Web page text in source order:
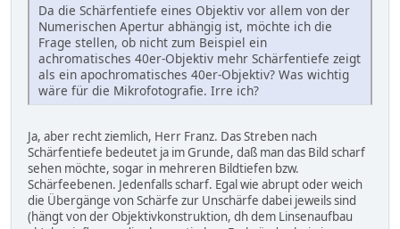
Da die Schärfentiefe eines Objektiv vor allem von der
Numerischen Apertur abhängig ist, möchte ich die
Frage stellen, ob nicht zum Beispiel ein
achromatisches 40er-Objektiv mehr Schärfentiefe zeigt
als ein apochromatisches 40er-Objektiv? Was wichtig
wäre für die Mikrofotografie. Irre ich?
Ja, aber recht ziemlich, Herr Franz. Das Streben nach
Schärfentiefe bedeutet ja im Grunde, daß man das Bild scharf
sehen möchte, sogar in mehreren Bildtiefen bzw.
Schärfeebenen. Jedenfalls scharf. Egal wie abrupt oder weich
die Übergänge von Schärfe zur Unschärfe dabei jeweils sind
(hängt von der Objektivkonstruktion, dh dem Linsenaufbau